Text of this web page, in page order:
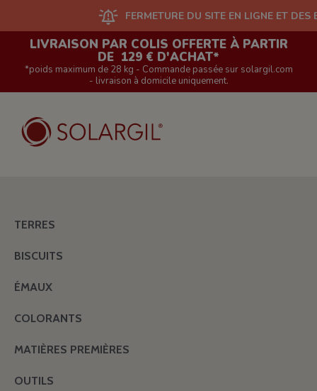
FERMETURE DU SITE EN LIGNE ET DES
LIVRAISON PAR COLIS OFFERTE À PARTIR
DE 129 € D'ACHAT*
*poids maximum de 28 kg - Commande passée sur solargil.com
- livraison à domicile uniquement.
TERRES
BISCUITS
ÉMAUX
COLORANTS
MATIÈRES PREMIÈRES
OUTILS